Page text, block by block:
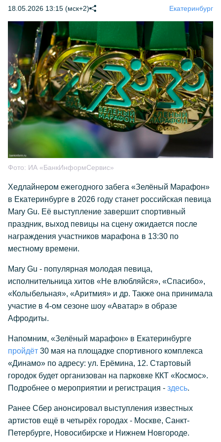
18.05.2026 13:15 (мск+2) Екатеринбург
Фото: ИА «БанкИнформСервис»
Хедлайнером ежегодного забега «Зелёный Марафон»
в Екатеринбурге в 2026 году станет российская певица
Mary Gu. Её выступление завершит спортивный
праздник, выход певицы на сцену ожидается после
награждения участников марафона в 13:30 по
местному времени.
Mary Gu - популярная молодая певица,
исполнительница хитов «Не влюбляйся», «Спасибо»,
«Колыбельная», «Аритмия» и др. Также она принимала
участие в 4-ом сезоне шоу «Аватар» в образе
Афродиты.
Напомним, «Зелёный марафон» в Екатеринбурге
пройдёт 30 мая на площадке спортивного комплекса
«Динамо» по адресу: ул. Ерёмина, 12. Стартовый
городок будет организован на парковке ККТ «Космос».
Подробнее о мероприятии и регистрация - здесь.
Ранее Сбер анонсировал выступления известных
артистов ещё в четырёх городах - Москве, Санкт-
Петербурге, Новосибирске и Нижнем Новгороде.